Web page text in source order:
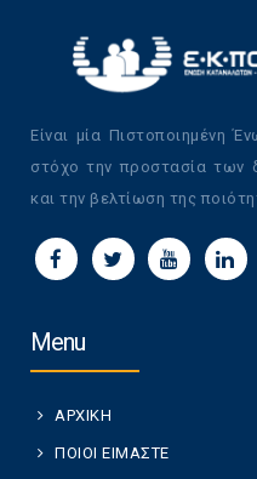
Είναι μία Πιστοποιημένη
στόχο την προστασία των
και την βελτίωση της
Menu
ΑΡΧΙΚΗ
ΠΟΙΟΙ ΕΙΜΑΣΤΕ